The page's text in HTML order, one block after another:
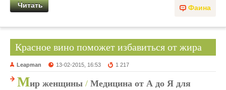
Фаина
Читать
Красное вино поможет избавиться от жира
Leapman 13-02-2015, 16:53 1 217
Мир женщины / Медицина от А до Я для